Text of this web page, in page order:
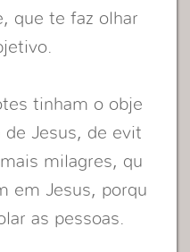
que te faz olhar
tinham o obje
de Jesus, de evit
milagres, qu
em Jesus, porqu
as pessoas.